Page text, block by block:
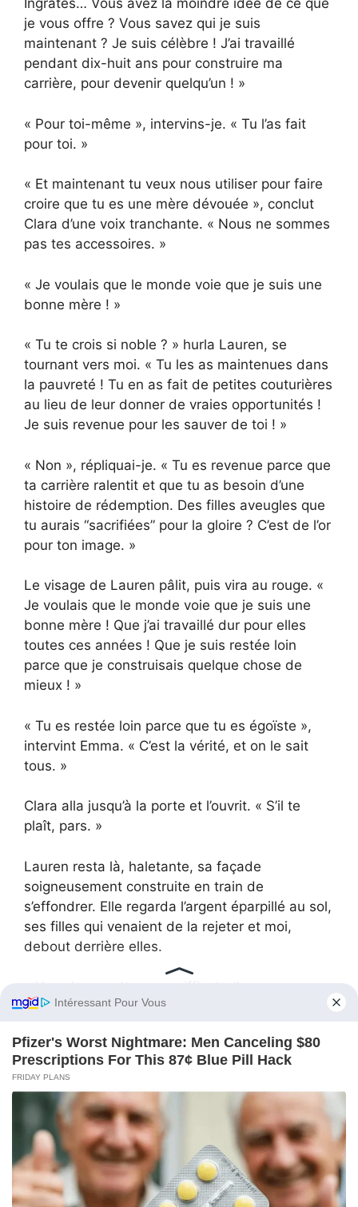
Ingrates… Vous avez la moindre idée de ce que
je vous offre ? Vous savez qui je suis
maintenant ? Je suis célèbre ! J’ai travaillé
pendant dix-huit ans pour construire ma
carrière, pour devenir quelqu’un ! »
« Pour toi-même », intervins-je. « Tu l’as fait
pour toi. »
« Et maintenant tu veux nous utiliser pour faire
croire que tu es une mère dévouée », conclut
Clara d’une voix tranchante. « Nous ne sommes
pas tes accessoires. »
« Je voulais que le monde voie que je suis une
bonne mère ! »
« Tu te crois si noble ? » hurla Lauren, se
tournant vers moi. « Tu les as maintenues dans
la pauvreté ! Tu en as fait de petites couturières
au lieu de leur donner de vraies opportunités !
Je suis revenue pour les sauver de toi ! »
« Non », répliquai-je. « Tu es revenue parce que
ta carrière ralentit et que tu as besoin d’une
histoire de rédemption. Des filles aveugles que
tu aurais “sacrifiées” pour la gloire ? C’est de l’or
pour ton image. »
Le visage de Lauren pâlit, puis vira au rouge. «
Je voulais que le monde voie que je suis une
bonne mère ! Que j’ai travaillé dur pour elles
toutes ces années ! Que je suis restée loin
parce que je construisais quelque chose de
mieux ! »
« Tu es restée loin parce que tu es égoïste »,
intervint Emma. « C’est la vérité, et on le sait
tous. »
Clara alla jusqu’à la porte et l’ouvrit. « S’il te
plaît, pars. »
Lauren resta là, haletante, sa façade
soigneusement construite en train de
s’effondrer. Elle regarda l’argent éparpillé au sol,
ses filles qui venaient de la rejeter et moi,
debout derrière elles.
en quelques heures.
« Non », dis-je. « C’est toi qui le regretteras. »
Elle se pencha, ramassant les billets à la hâte,
les fourrant de manière désordonnée dans
l’enveloppe. Puis elle attrapa les housses à
vêtements et sortit en claquant la porte.